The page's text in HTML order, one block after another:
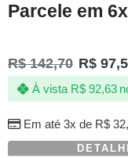
Parcele em
R$142,70 R$
Em até 3x de R$
À vista R$92,63